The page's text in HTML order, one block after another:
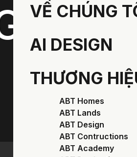
VỀ CHÚNG
AI DESIGN
THƯƠNG
ABT Homes
ABT Lands
ABT Design
ABT Contructions
ABT Academy